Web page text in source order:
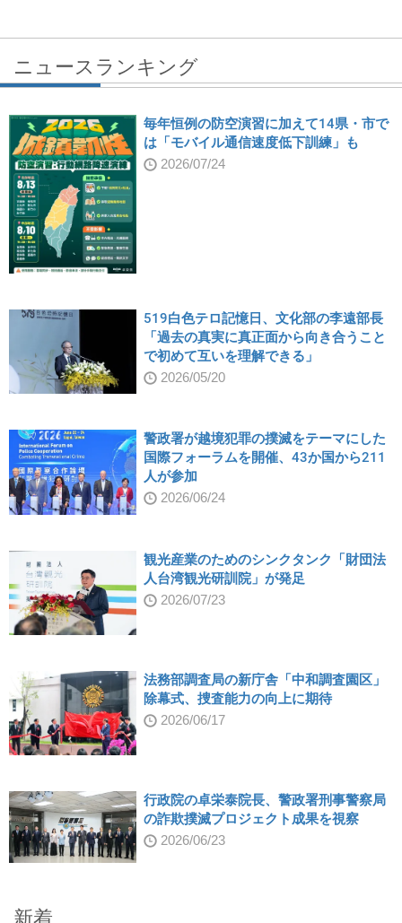
ニュースランキング
毎年恒例の防空演習に加えて14県・市で
は「モバイル通信速度低下訓練」も
2026/07/24
519白色テロ記憶日、文化部の李遠部長
「過去の真実に真正面から向き合うこと
で初めて互いを理解できる」
2026/05/20
警政署が越境犯罪の撲滅をテーマにした
国際フォーラムを開催、43か国から211
人が参加
2026/06/24
観光産業のためのシンクタンク「財団法
人台湾観光研訓院」が発足
2026/07/23
法務部調査局の新庁舎「中和調査園区」
除幕式、捜査能力の向上に期待
2026/06/17
行政院の卓栄泰院長、警政署刑事警察局
の詐欺撲滅プロジェクト成果を視察
2026/06/23
新着